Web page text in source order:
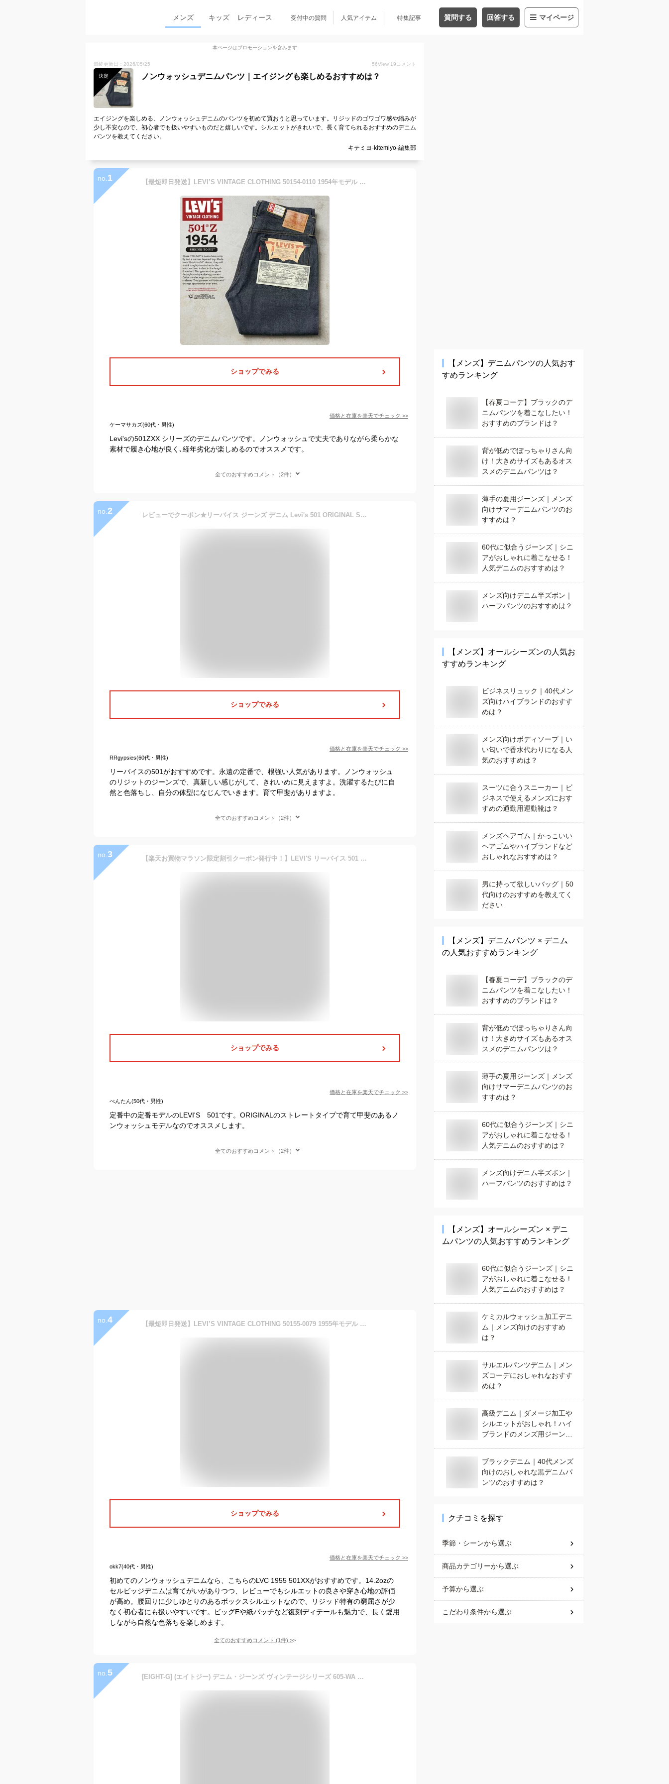
メンズ キッズ レディース 受付中の質問 人気アイテム 特集記事 質問する 回答する マイページ
本ページはプロモーションを含みます
最終更新日：2026/05/25 56View 19 コメント
決定 ノンウォッシュデニムパンツ｜エイジングも楽しめるおすすめは？
エイジングを楽しめる、ノンウォッシュデニムのパンツを初めて買おうと思っています。リジッドのゴワゴワ感や縮みが
少し不安なので、初心者でも扱いやすいものだと嬉しいです。シルエットがきれいで、長く育てられるおすすめのデニム
パンツを教えてください。
キテミヨ-kitemiyo-編集部
no. 1 【最短即日発送】LEVI’S VINTAGE CLOTHING 50154-0110 1954年モデル 501ZXX ジーンズ オーガニックコットン【クーポン対象外】【T】｜デニムパンツ ジーパン メンズ ストレート ノンウォッシュ 生デニム アメカジ ブランド おしゃれ ワイパー 春
ショップでみる
価格と在庫を楽天でチェック >>
ケーマサカズ(60代・男性)
Levi'sの501ZXX シリーズのデニムパンツです。ノンウォッシュで丈夫でありながら柔らかな
素材で履き心地が良く､経年劣化が楽しめるのでオススメです。
全てのおすすめコメント（2件）
no. 2 レビューでクーポン★リーバイス ジーンズ デニム Levi's 501 ORIGINAL SHRINK TO-FIT 00501-0000 メンズ ストレート パンツ リジット ノンウォッシュ Gパン シュリンクトゥフィット リーバイス501 未洗い
ショップでみる
価格と在庫を楽天でチェック >>
RRgypsies(60代・男性)
リーバイスの501がおすすめです。永遠の定番で、根強い人気があります。ノンウォッシュ
のリジットのジーンズで、真新しい感じがして、きれいめに見えますよ。洗濯するたびに自
然と色落ちし、自分の体型になじんでいきます。育て甲斐がありますよ。
全てのおすすめコメント（2件）
no. 3 【楽天お買物マラソン限定割引クーポン発行中！】LEVI'S リーバイス 501 ORIGINAL デニム ジーンズ ジーパン パンツ ストレート 00501-0000 00501-0226 リジット ノンウォッシュ 未洗い
ショップでみる
価格と在庫を楽天でチェック >>
べんたん(50代・男性)
定番中の定番モデルのLEVI'S 501です。ORIGINALのストレートタイプで育て甲斐のあるノ
ンウォッシュモデルなのでオススメします。
全てのおすすめコメント（2件）
no. 4 【最短即日発送】LEVI’S VINTAGE CLOTHING 50155-0079 1955年モデル 501XX ジーンズ オーガニックコットン【クーポン対象外】【T】｜デニムパンツ ジーパン メンズ ストレート ノンウォッシュ 生デニム アメカジ ブランド おしゃれ
ショップでみる
価格と在庫を楽天でチェック >>
okk7(40代・男性)
初めてのノンウォッシュデニムなら、こちらのLVC 1955 501XXがおすすめです。14.2ozの
セルビッジデニムは育てがいがありつつ、レビューでもシルエットの良さや穿き心地の評価
が高め。腰回りに少しゆとりのあるボックスシルエットなので、リジッド特有の窮屈さが少
なく初心者にも扱いやすいです。ビッグEや紙パッチなど復刻ディテールも魅力で、長く愛用
しながら自然な色落ちを楽しめます。
全てのおすすめコメント (1件) >
no. 5 [EIGHT-G] (エイトジー) デニム・ジーンズ ヴィンテージシリーズ 605-WA ノンウォッシュ (36)
【メンズ】 デニムパンツの人気おす
すめランキング
【春夏コーデ】ブラックのデ
ニムパンツを着こなしたい！
おすすめのブランドは？
背が低めでぽっちゃりさん向
け！大きめサイズもあるオス
スメのデニムパンツは？
薄手の夏用ジーンズ｜メンズ
向けサマーデニムパンツのお
すすめは？
60代に似合うジーンズ｜シニ
アがおしゃれに着こなせる！
人気デニムのおすすめは？
メンズ向けデニム半ズボン｜
ハーフパンツのおすすめは？
【メンズ】 オールシーズンの人気お
すすめランキング
ビジネスリュック｜40代メン
ズ向けハイブランドのおすす
めは？
メンズ向けボディソープ｜い
い匂いで香水代わりになる人
気のおすすめは？
スーツに合うスニーカー｜ビ
ジネスで使えるメンズにおす
すめの通勤用運動靴は？
メンズヘアゴム｜かっこいい
ヘアゴムやハイブランドなど
おしゃれなおすすめは？
男に持って欲しいバッグ｜50
代向けのおすすめを教えてく
ださい
【メンズ】 デニムパンツ × デニム
の人気おすすめランキング
【春夏コーデ】ブラックのデ
ニムパンツを着こなしたい！
おすすめのブランドは？
背が低めでぽっちゃりさん向
け！大きめサイズもあるオス
スメのデニムパンツは？
薄手の夏用ジーンズ｜メンズ
向けサマーデニムパンツのお
すすめは？
60代に似合うジーンズ｜シニ
アがおしゃれに着こなせる！
人気デニムのおすすめは？
メンズ向けデニム半ズボン｜
ハーフパンツのおすすめは？
【メンズ】 オールシーズン × デニ
ムパンツの人気おすすめランキング
60代に似合うジーンズ｜シニ
アがおしゃれに着こなせる！
人気デニムのおすすめは？
ケミカルウォッシュ加工デニ
ム｜メンズ向けのおすすめ
は？
サルエルパンツデニム｜メン
ズコーデにおしゃれなおすす
めは？
高級デニム｜ダメージ加工や
シルエットがおしゃれ！ハイ
ブランドのメンズ用ジーンズ
ブラックデニム｜40代メンズ
向けのおしゃれな黒デニムパ
ンツのおすすめは？
クチコミを探す
季節・シーンから選ぶ
商品カテゴリーから選ぶ
予算から選ぶ
こだわり条件から選ぶ